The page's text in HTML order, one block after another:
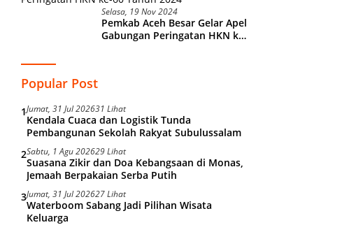
Selasa, 19 Nov 2024
Pemkab Aceh Besar Gelar Apel
Gabungan Peringatan HKN ke-
Popular Post
1Jumat, 31 Jul 202631 Lihat
Kendala Cuaca dan Logistik Tunda
Pembangunan Sekolah Rakyat Subulussalam
2Sabtu, 1 Agu 202629 Lihat
Suasana Zikir dan Doa Kebangsaan di Monas,
Jemaah Berpakaian Serba Putih
3Jumat, 31 Jul 202627 Lihat
Waterboom Sabang Jadi Pilihan Wisata
Keluarga